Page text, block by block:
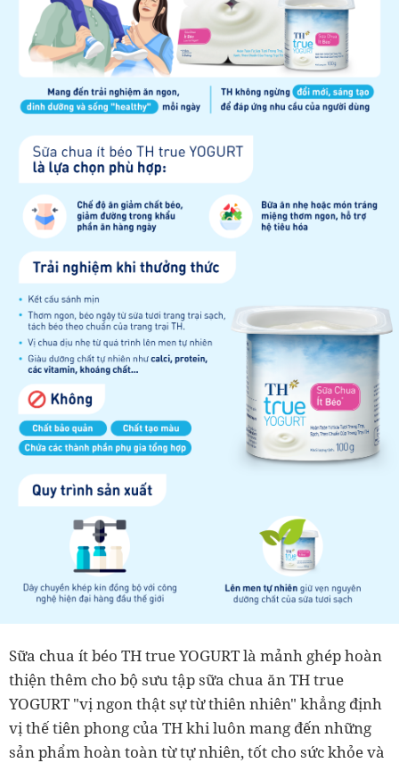
Sữa chua ít béo TH true YOGURT là mảnh ghép hoàn
thiện thêm cho bộ sưu tập sữa chua ăn TH true
YOGURT "vị ngon thật sự từ thiên nhiên" khẳng định
vị thế tiên phong của TH khi luôn mang đến những
sản phẩm hoàn toàn từ tự nhiên, tốt cho sức khỏe và